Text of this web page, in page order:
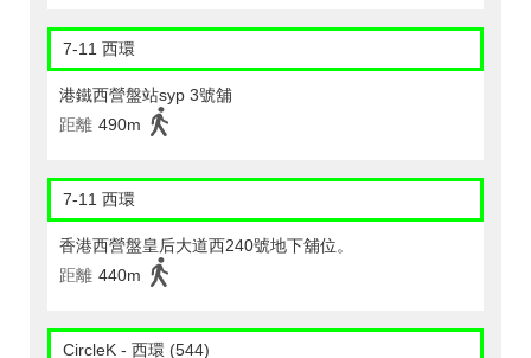
7-11 西環
港鐵西營盤站syp 3號舖
距離 490m
7-11 西環
香港西營盤皇后大道西240號地下舖位。
距離 440m
CircleK - 西環 (544)